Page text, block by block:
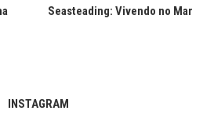
Seasteading: Vivendo no Mar
INSTAGRAM